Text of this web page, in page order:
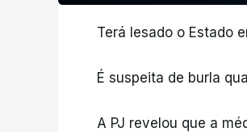
Terá lesado o Estado
É suspeita de burla
A PJ revelou que a